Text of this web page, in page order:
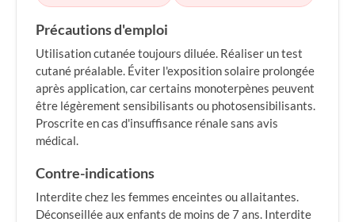
Précautions d'emploi
Utilisation cutanée toujours diluée. Réaliser un test
cutané préalable. Éviter l'exposition solaire prolongée
après application, car certains monoterpènes peuvent
être légèrement sensibilisants ou photosensibilisants.
Proscrite en cas d'insuffisance rénale sans avis
médical.
Contre-indications
Interdite chez les femmes enceintes ou allaitantes.
Déconseillée aux enfants de moins de 7 ans. Interdite